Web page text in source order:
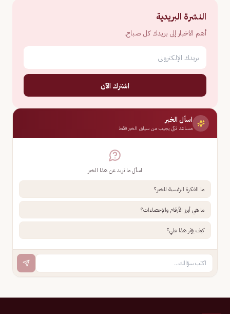
النشرة البريدية
أهم الأخبار إلى بريدك كل صباح.
اشترك الآن
اسأل الخبر
مساعد ذكي يجيب من سياق الخبر فقط
اسأل ما تريد عن هذا الخبر
ما الفكرة الرئيسية للخبر؟
ما هي أبرز الأرقام والإحصاءات؟
كيف يؤثر هذا علي؟